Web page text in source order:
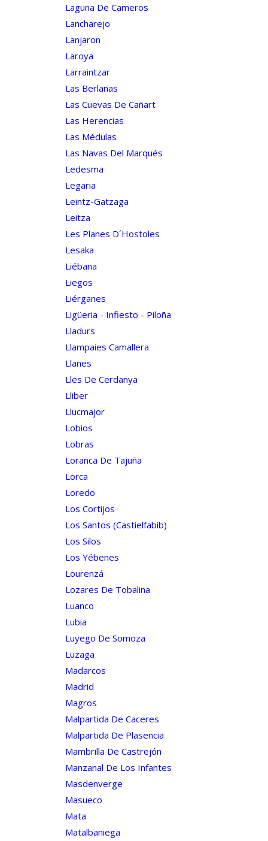
Laguna De Cameros
Lancharejo
Lanjaron
Laroya
Larraintzar
Las Berlanas
Las Cuevas De Cañart
Las Herencias
Las Médulas
Las Navas Del Marqués
Ledesma
Legaria
Leintz-Gatzaga
Leitza
Les Planes D´hostoles
Lesaka
Liébana
Liegos
Liérganes
Ligüeria - Infiesto - Piloña
Lladurs
Llampaies Camallera
Llanes
Lles De Cerdanya
Lliber
Llucmajor
Lobios
Lobras
Loranca De Tajuña
Lorca
Loredo
Los Cortijos
Los Santos (castielfabib)
Los Silos
Los Yébenes
Lourenzá
Lozares De Tobalina
Luanco
Lubia
Luyego De Somoza
Luzaga
Madarcos
Madrid
Magros
Malpartida De Caceres
Malpartida De Plasencia
Mambrilla De Castrejón
Manzanal De Los Infantes
Masdenverge
Masueco
Mata
Matalbaniega